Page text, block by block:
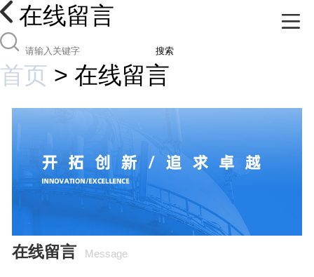
在线留言
搜索
首页 > 在线留言
在线留言 Message